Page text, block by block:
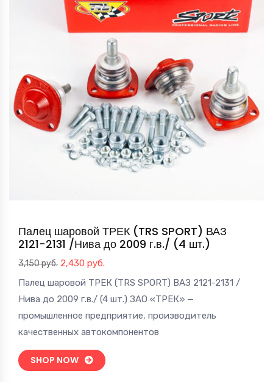
Палец шаровой ТРЕК (TRS SPORT) ВАЗ
2121-2131 /Нива до 2009 г.в./ (4 шт.)
3,150руб. Первоначальная
цена
составляла
3,150 руб..
2,430 руб.
цена:
2,430 руб..
Палец шаровой ТРЕК (TRS SPORT) ВАЗ 2121-2131 /
Нива до 2009 г.в./ (4 шт.) ЗАО «ТРЕК» —
промышленное предприятие, производитель
качественных автокомпонентов
SHOP NOW